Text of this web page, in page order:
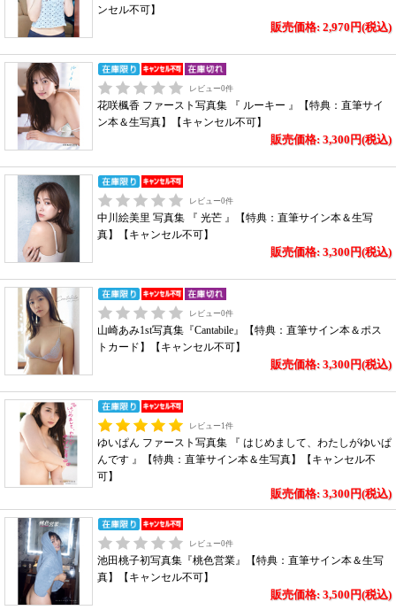
ンセル不可】
販売価格: 2,970円(税込)
レビュー0件
花咲楓香 ファースト写真集 『 ルーキー 』【特典：直筆サイ
ン本＆生写真】【キャンセル不可】
販売価格: 3,300円(税込)
レビュー0件
中川絵美里 写真集 『 光芒 』【特典：直筆サイン本＆生写
真】【キャンセル不可】
販売価格: 3,300円(税込)
レビュー0件
山崎あみ1st写真集『Cantabile』【特典：直筆サイン本＆ポス
トカード】【キャンセル不可】
販売価格: 3,300円(税込)
レビュー1件
ゆいぱん ファースト写真集 『 はじめまして、わたしがゆいぱ
んです 』【特典：直筆サイン本＆生写真】【キャンセル不
可】
販売価格: 3,300円(税込)
レビュー0件
池田桃子初写真集『桃色営業』【特典：直筆サイン本＆生写
真】【キャンセル不可】
販売価格: 3,500円(税込)